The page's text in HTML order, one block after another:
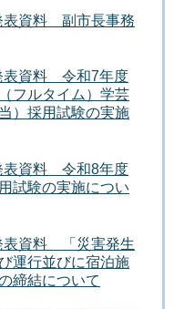
資料 副市長事務
表資料 令和7年度
フルタイム）学芸
）採用試験の実施
表資料 令和8年度
試験の実施につい
資料 「災害発生
運行並びに宿泊施
締結について